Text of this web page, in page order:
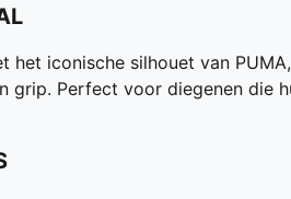
het iconische silhouet van
grip. Perfect voor diegenen die